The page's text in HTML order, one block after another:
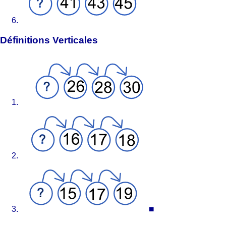
Définitions Verticales
⏹